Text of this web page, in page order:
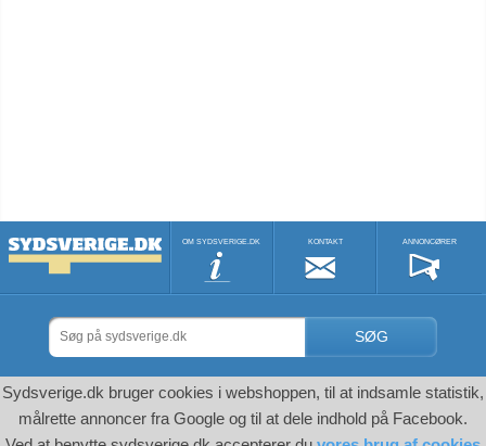
OM SYDSVERIGE.DK KONTAKT ANNONCØRER
SØG
Sydsverige.dk bruger cookies i webshoppen, til at indsamle statistik,
målrette annoncer fra Google og til at dele indhold på Facebook.